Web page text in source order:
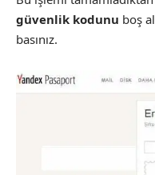
güvenlik kodunu boş
basınız.